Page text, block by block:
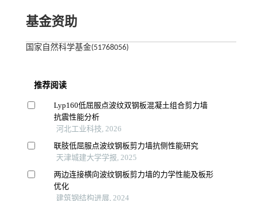
基金资助
国家自然科学基金(51768056)